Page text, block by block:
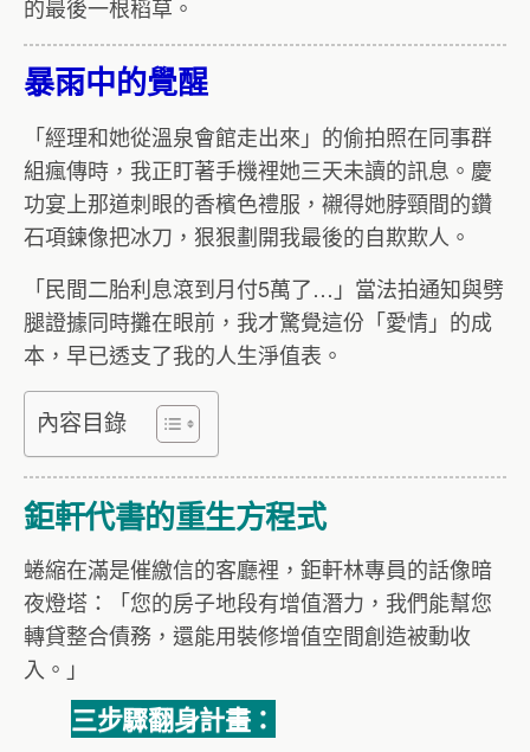
的最後一根稻草。
暴雨中的覺醒
「經理和她從溫泉會館走出來」的偷拍照在同事群
組瘋傳時，我正盯著手機裡她三天未讀的訊息。慶
功宴上那道刺眼的香檳色禮服，襯得她脖頸間的鑽
石項鍊像把冰刀，狠狠劃開我最後的自欺欺人。
「民間二胎利息滾到月付5萬了…」當法拍通知與劈
腿證據同時攤在眼前，我才驚覺這份「愛情」的成
本，早已透支了我的人生淨值表。
內容目錄
鉅軒代書的重生方程式
蜷縮在滿是催繳信的客廳裡，鉅軒林專員的話像暗
夜燈塔：「您的房子地段有增值潛力，我們能幫您
轉貸整合債務，還能用裝修增值空間創造被動收
入。」
三步驟翻身計畫：